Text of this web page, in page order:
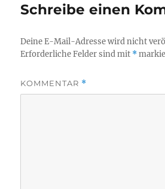
Schreibe einen
Deine E-Mail-Adresse wird nicht
Erforderliche Felder sind mit *
KOMMENTAR *